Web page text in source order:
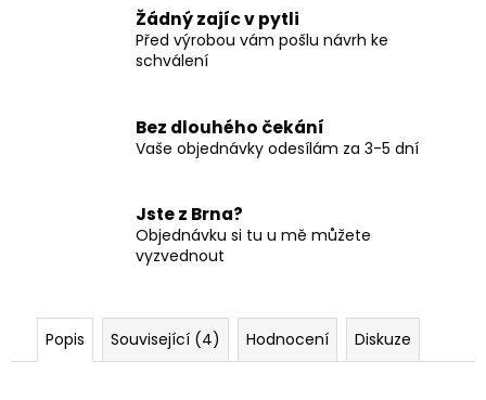
Žádný zajíc v pytli
Před výrobou vám pošlu návrh ke
schválení
Bez dlouhého čekání
Vaše objednávky odesílám za 3-5 dní
Jste z Brna?
Objednávku si tu u mě můžete
vyzvednout
Popis Související (4) Hodnocení Diskuze